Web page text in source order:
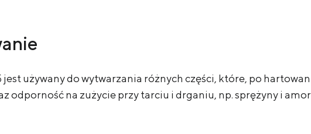
używany do wytwarzania różnych części, które, po
odporność na zużycie przy tarciu i drganiu, np. sprężyny i